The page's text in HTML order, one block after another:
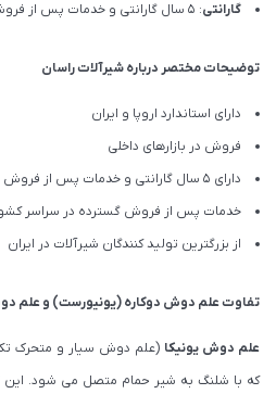
گارانتی: 5 سال گارانتی و خدمات پس از فروش
توضیحات مختصر درباره شیرآلات راسان
دارای استاندارد اروپا و ایران
فروش در بازارهای داخلی
دارای 5 سال گارانتی و خدمات پس از فروش
خدمات پس از فروش گسترده در سراسر
از بزرگترین تولید کنندگان شیرآلات در ایران
تفاوتعلم دوش دوکاره (یونیورست) وعلم
علم دوش یونیکا (علم دوش سیار و متحرک
که با شلنگ به شیر حمام متصل می شود.